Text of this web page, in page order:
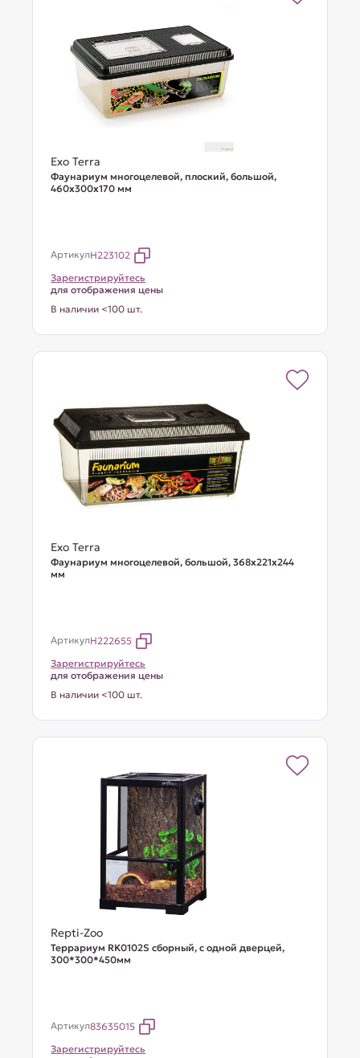
Exo Terra
Фаунариум многоцелевой, плоский, большой,
460х300х170 мм
АртикулH223102
Зарегистрируйтесь
для отображения цены
В наличии <100 шт.
Exo Terra
Фаунариум многоцелевой, большой, 368х221х244
мм
АртикулH222655
Зарегистрируйтесь
для отображения цены
В наличии <100 шт.
Repti-Zoo
Террариум RK0102S сборный, с одной дверцей,
300*300*450мм
Артикул83635015
Зарегистрируйтесь